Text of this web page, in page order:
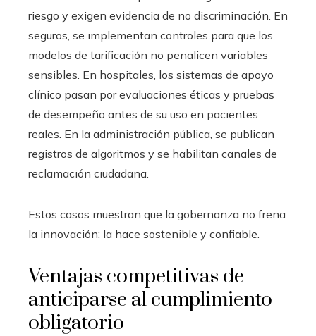
riesgo y exigen evidencia de no discriminación. En
seguros, se implementan controles para que los
modelos de tarificación no penalicen variables
sensibles. En hospitales, los sistemas de apoyo
clínico pasan por evaluaciones éticas y pruebas
de desempeño antes de su uso en pacientes
reales. En la administración pública, se publican
registros de algoritmos y se habilitan canales de
reclamación ciudadana.
Estos casos muestran que la gobernanza no frena
la innovación; la hace sostenible y confiable.
Ventajas competitivas de
anticiparse al cumplimiento
obligatorio